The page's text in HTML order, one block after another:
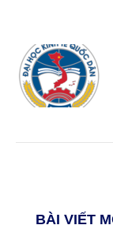
BÀI VIẾT